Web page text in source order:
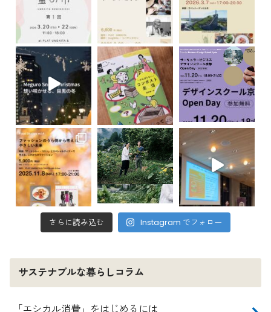
さらに読み込む Instagram でフォロー
サステナブルな暮らしコラム